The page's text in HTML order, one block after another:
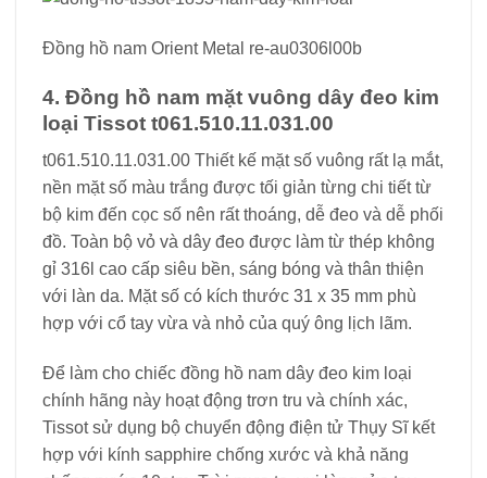
Đồng hồ nam Orient Metal re-au0306l00b
4. Đồng hồ nam mặt vuông dây đeo kim
loại Tissot t061.510.11.031.00
t061.510.11.031.00 Thiết kế mặt số vuông rất lạ mắt,
nền mặt số màu trắng được tối giản từng chi tiết từ
bộ kim đến cọc số nên rất thoáng, dễ đeo và dễ phối
đồ. Toàn bộ vỏ và dây đeo được làm từ thép không
gỉ 316l cao cấp siêu bền, sáng bóng và thân thiện
với làn da. Mặt số có kích thước 31 x 35 mm phù
hợp với cổ tay vừa và nhỏ của quý ông lịch lãm.
Để làm cho chiếc đồng hồ nam dây đeo kim loại
chính hãng này hoạt động trơn tru và chính xác,
Tissot sử dụng bộ chuyển động điện tử Thụy Sĩ kết
hợp với kính sapphire chống xước và khả năng